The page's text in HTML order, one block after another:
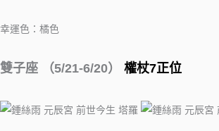
幸運色：橘色
雙子座 （5/21-6/20） 權杖7正位